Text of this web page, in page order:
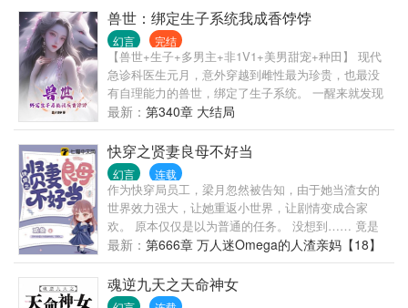
兽世：绑定生子系统我成香饽饽
幻言 完结
【兽世+生子+多男主+非1V1+美男甜宠+种田】 现代
急诊科医生元月，意外穿越到雌性最为珍贵，也最没
有自理能力的兽世，绑定了生子系统。 一醒来就发现
原主悲恸自尽，男主墨羽也应为他断了一条腿，即将
面临部落的结亲仪式，生育率低的元月很有可能会被
部落当做祭品送出去，前途未卜，谁都不知道传说的
祭祀是什么东西？还有恶劣的生存环境，以及时不时
存在的雌竞，天呐。 还好元月在结亲仪式开始之前怀
孕了，还把众多兽世美男收入囊中。 该说不说，兽世
的小哥哥真香啊， 墨羽：月月，放心做你自己，我永
远支持你。 虎威：月月，你坏心眼子，又逗我。 黎
生：呵呵，你管他们就好了，不用管我。 玄离：你是
我的，永远不许离开我，他们都该死，该死！！
最新： 第340章 大结局
快穿之贤妻良母不好当
幻言 连载
作为快穿局员工，梁月忽然被告知，由于她当渣女的
世界效力强大，让她重返小世界，让剧情变成合家
欢。 原本仅仅是以为普通的任务。 没想到…… 竟是
某人蓄谋已久的阴谋。 第一个世界：为了回城抛夫弃
子的知青 第二个世界：真假千金的富豪妈妈 第三个世
界：隐婚生子的流量大花 第四个世界：成为虐文女主
后妈后。 第五个世界：世界网红一家亲~ 第六个世
最新： 第666章 万人迷Omega的人渣亲妈【18】
魂逆九天之天命神女